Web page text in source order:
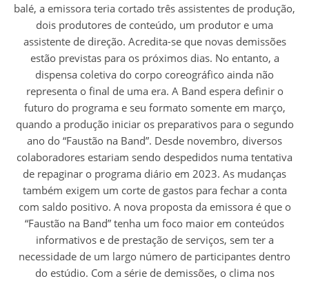
balé, a emissora teria cortado três assistentes de produção,
dois produtores de conteúdo, um produtor e uma
assistente de direção. Acredita-se que novas demissões
estão previstas para os próximos dias. No entanto, a
dispensa coletiva do corpo coreográfico ainda não
representa o final de uma era. A Band espera definir o
futuro do programa e seu formato somente em março,
quando a produção iniciar os preparativos para o segundo
ano do “Faustão na Band”. Desde novembro, diversos
colaboradores estariam sendo despedidos numa tentativa
de repaginar o programa diário em 2023. As mudanças
também exigem um corte de gastos para fechar a conta
com saldo positivo. A nova proposta da emissora é que o
“Faustão na Band” tenha um foco maior em conteúdos
informativos e de prestação de serviços, sem ter a
necessidade de um largo número de participantes dentro
do estúdio. Com a série de demissões, o clima nos